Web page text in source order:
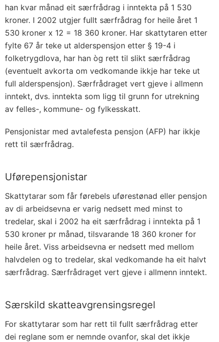
han kvar månad eit særfrådrag i inntekta på 1 530
kroner. I 2002 utgjer fullt særfrådrag for heile året 1
530 kroner x 12 = 18 360 kroner. Har skattytaren etter
fylte 67 år teke ut alderspensjon etter § 19-4 i
folketrygdlova, har han òg rett til slikt særfrådrag
(eventuelt avkorta om vedkomande ikkje har teke ut
full alderspensjon). Særfrådraget vert gjeve i allmenn
inntekt, dvs. inntekta som ligg til grunn for utrekning
av felles-, kommune- og fylkesskatt.
Pensjonistar med avtalefesta pensjon (AFP) har ikkje
rett til særfrådrag.
Uførepensjonistar
Skattytarar som får førebels uførestønad eller pensjon
av di arbeidsevna er varig nedsett med minst to
tredelar, skal i 2002 ha eit særfrådrag i inntekta på 1
530 kroner pr månad, tilsvarande 18 360 kroner for
heile året. Viss arbeidsevna er nedsett med mellom
halvdelen og to tredelar, skal vedkomande ha eit halvt
særfrådrag. Særfrådraget vert gjeve i allmenn inntekt.
Særskild skatteavgrensingsregel
For skattytarar som har rett til fullt særfrådrag etter
dei reglane som er nemnde ovanfor, skal det ikkje